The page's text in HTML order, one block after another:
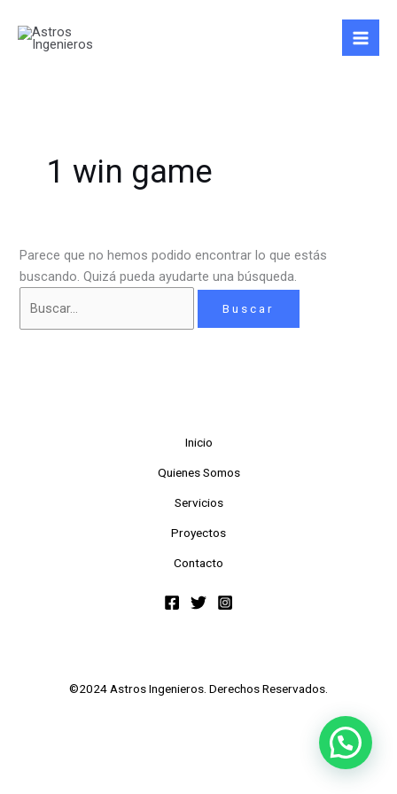
contenido
1 win game
Parece que no hemos podido encontrar lo que estás
buscando. Quizá pueda ayudarte una búsqueda.
por:
Inicio
Quienes Somos
Servicios
Proyectos
Contacto
©2024 Astros Ingenieros. Derechos Reservados.